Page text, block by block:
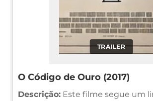
TRAILER
O Código de Ouro (2017)
Descrição: Este filme segue um